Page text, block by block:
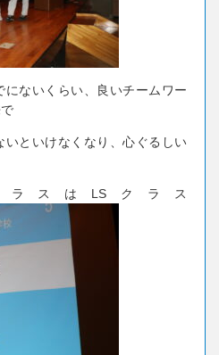
ないくらい、良いチームワー
いといけなくなり、心ぐるしい
スはLSクラス